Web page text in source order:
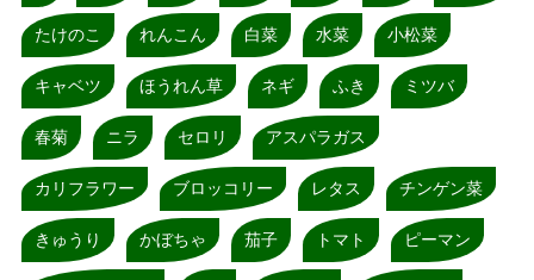
たけのこ れんこん 白菜 水菜 小松菜
キャベツ ほうれん草 ネギ ふき ミツバ
春菊 ニラ セロリ アスパラガス
カリフラワー ブロッコリー レタス チンゲン菜
きゅうり かぼちゃ 茄子 トマト ピーマン